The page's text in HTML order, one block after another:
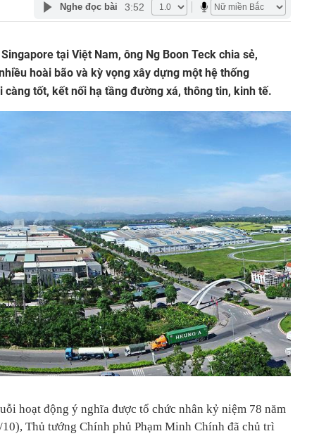
Nghe đọc bài 3:52
tại Việt Nam, ông Ng Boon Teck chia sẻ,
hoài bão và kỳ vọng xây dựng một hệ thống
tốt, kết nối hạ tầng đường xá, thông tin, kinh tế.
hoạt động ý nghĩa được tổ chức nhân kỷ niệm 78 năm
Thủ tướng Chính phủ Phạm Minh Chính đã chủ trì